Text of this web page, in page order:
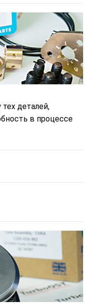
деталей,
в процессе